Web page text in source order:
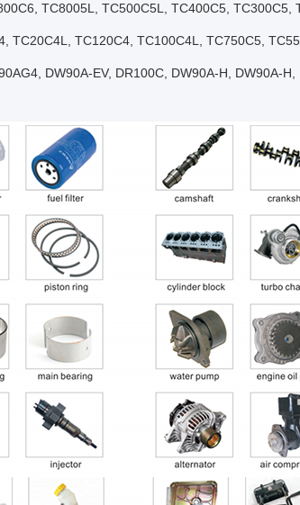
TC8005L, TC500C5L, TC400C5, TC300C5,
TC20C4L, TC120C4, TC100C4L, TC750C5,
DW90A-EV, DR100C, DW90A-H, DW90A-